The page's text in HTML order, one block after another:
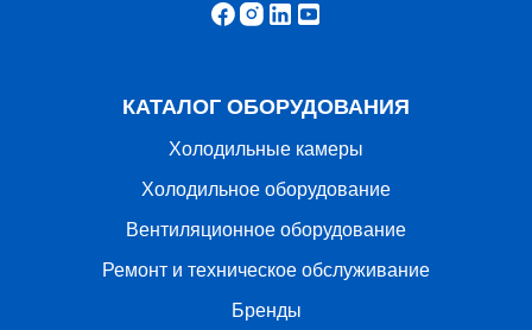
КАТАЛОГ ОБОРУДОВАНИЯ
Холодильные камеры
Холодильное оборудование
Вентиляционное оборудование
Ремонт и техническое обслуживание
Бренды